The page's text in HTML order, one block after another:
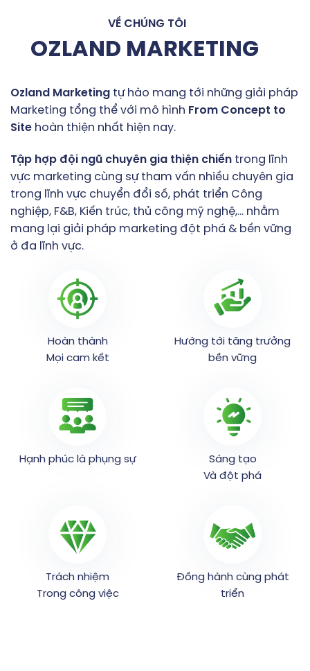
VỀ CHÚNG TÔI
OZLAND MARKETING
Ozland Marketing tự hào mang tới những giải pháp
Marketing tổng thể với mô hình From Concept to
Site hoàn thiện nhất hiện nay.
Tập hợp đội ngũ chuyên gia thiện chiến trong lĩnh
vực marketing cùng sự tham vấn nhiều chuyên gia
trong lĩnh vực chuyển đổi số, phát triển Công
nghiệp, F&B, Kiến trúc, thủ công mỹ nghệ,… nhằm
mang lại giải pháp marketing đột phá & bền vững
ở đa lĩnh vực.
Hoàn thành
Mọi cam kết
Hướng tới tăng trưởng
bền vững
Hạnh phúc là phụng sự
Sáng tạo
Và đột phá
Trách nhiệm
Trong công việc
Đồng hành cùng phát
triển